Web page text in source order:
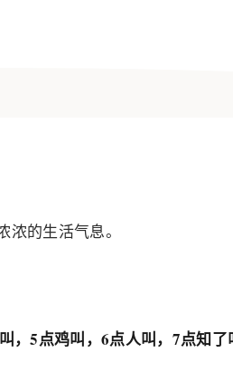
的生活气息。
，5点鸡叫，6点人叫，7点知了